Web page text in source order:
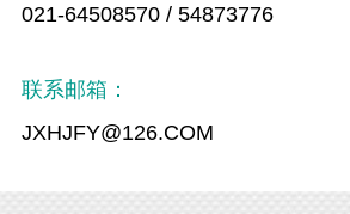
021-64508570 / 54873776
联系邮箱：
JXHJFY@126.COM